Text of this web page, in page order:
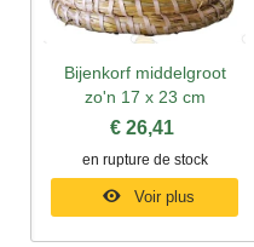
Bijenkorf middelgroot
zo'n 17 x 23 cm
€ 26,41
en rupture de stock
Voir plus